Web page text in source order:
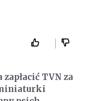
TVN za